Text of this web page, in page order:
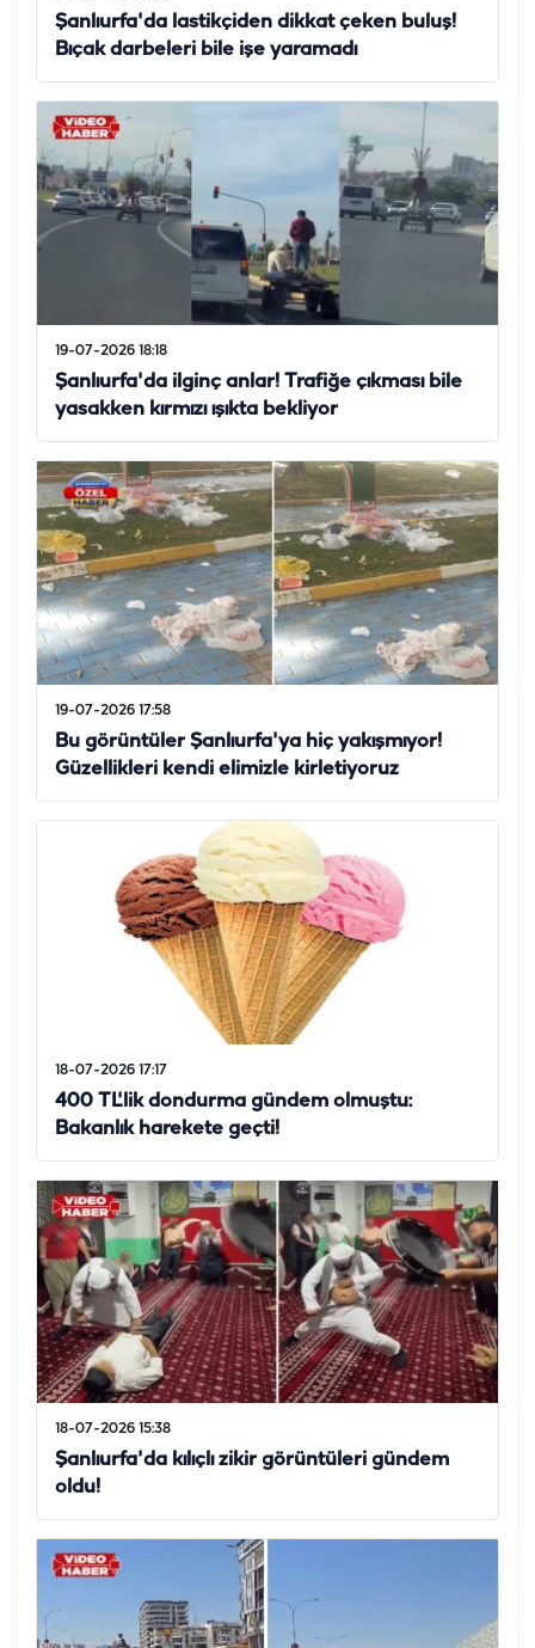
Şanlıurfa'da lastikçiden dikkat çeken buluş!
Bıçak darbeleri bile işe yaramadı
19-07-2026 18:18
Şanlıurfa'da ilginç anlar! Trafiğe çıkması bile
yasakken kırmızı ışıkta bekliyor
19-07-2026 17:58
Bu görüntüler Şanlıurfa'ya hiç yakışmıyor!
Güzellikleri kendi elimizle kirletiyoruz
18-07-2026 17:17
400 TL'lik dondurma gündem olmuştu:
Bakanlık harekete geçti!
18-07-2026 15:38
Şanlıurfa'da kılıçlı zikir görüntüleri gündem
oldu!